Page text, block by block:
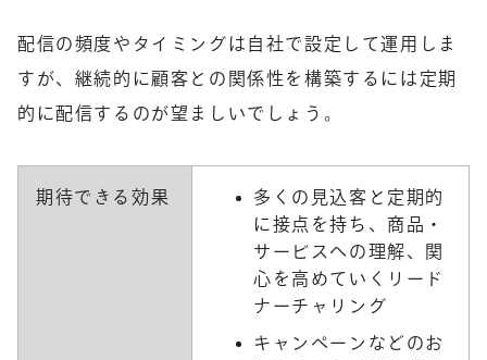
配信の頻度やタイミングは自社で設定して運用しま
すが、継続的に顧客との関係性を構築するには定期
的に配信するのが望ましいでしょう。
期待できる効果
多くの見込客と定期的
に接点を持ち、商品・
サービスへの理解、関
心を高めていくリード
ナーチャリング
キャンペーンなどのお